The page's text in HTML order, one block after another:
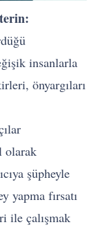
insanlarla
önyargıları
olarak
şüpheyle
yapma fırsatı
ile çalışmak